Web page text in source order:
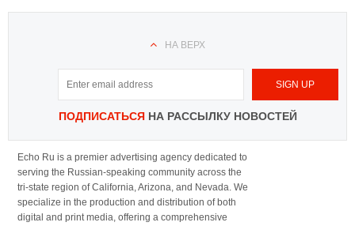
НА ВЕРХ
ПОДПИСАТЬСЯНА РАССЫЛКУ НОВОСТЕЙ
Echo Ru is a premier advertising agency dedicated to
serving the Russian-speaking community across the
tri-state region of California, Arizona, and Nevada. We
specialize in the production and distribution of both
digital and print media, offering a comprehensive